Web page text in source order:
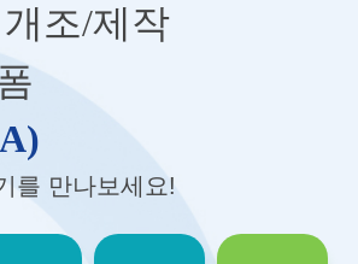
조/제작
를 만나보세요!